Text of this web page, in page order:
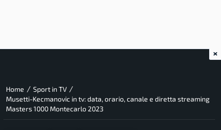
Home / Sport in TV /
Musetti-Kecmanovic in tv: data, orario, canale e diretta streaming
Masters 1000 Montecarlo 2023
×